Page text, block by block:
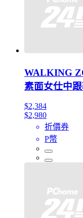
WALKING
素面女仕中
$2,384
$2,980
折價券
P幣